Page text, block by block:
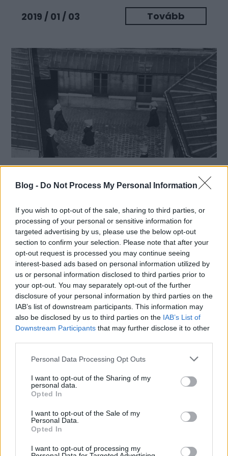
Blog - Do Not Process My Personal Information
If you wish to opt-out of the sale, sharing to third parties, or
processing of your personal or sensitive information for
targeted advertising by us, please use the below opt-out
section to confirm your selection. Please note that after your
opt-out request is processed you may continue seeing
interest-based ads based on personal information utilized by
us or personal information disclosed to third parties prior to
your opt-out. You may separately opt-out of the further
disclosure of your personal information by third parties on the
IAB’s list of downstream participants. This information may
also be disclosed by us to third parties on the IAB’s List of
Downstream Participants that may further disclose it to other
Please note that this website/app uses one or more Google
not limited to your visit or usage behaviour. You may click to
grant or deny consent to Google and its third-party tags to
use your data for below specified purposes in below Google
consent section.
Personal Data Processing Opt Outs
I want to opt-out of the Sharing of my
personal data.
Opted In
I want to opt-out of the Sale of my
Personal Data.
Opted In
I want to opt-out of processing my
2019 / 01 / 03 Tovább
Kép-párok #233
Kép-párok rovatunkban minden alkalommal két
fotóművészek készítettek ugyanazon témában
vagy olyat, amelyeken éppen egymás munkáira...
2018 / 12 / 28 Tovább
Kép-párok #232
Kép-párok rovatunkban minden alkalommal két